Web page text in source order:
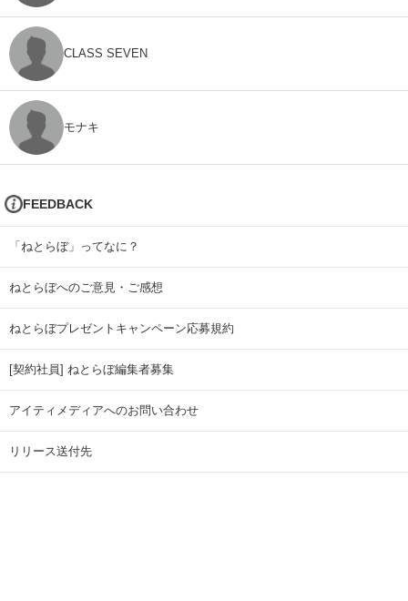
CLASS SEVEN
モナキ
FEEDBACK
「ねとらぼ」ってなに？
ねとらぼへのご意見・ご感想
ねとらぼプレゼントキャンペーン応募規約
[契約社員] ねとらぼ編集者募集
アイティメディアへのお問い合わせ
リリース送付先